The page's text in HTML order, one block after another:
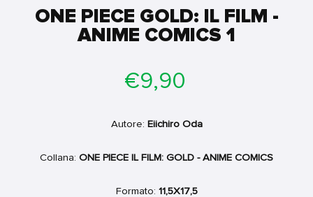
ONE PIECE GOLD: IL FILM -
ANIME COMICS 1
di
€9,90
Autore: Eiichiro Oda
Collana: ONE PIECE IL FILM: GOLD - ANIME COMICS
Formato: 11,5X17,5